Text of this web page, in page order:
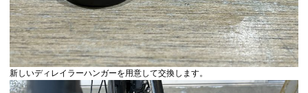
新しいディレイラーハンガーを用意して交換します。